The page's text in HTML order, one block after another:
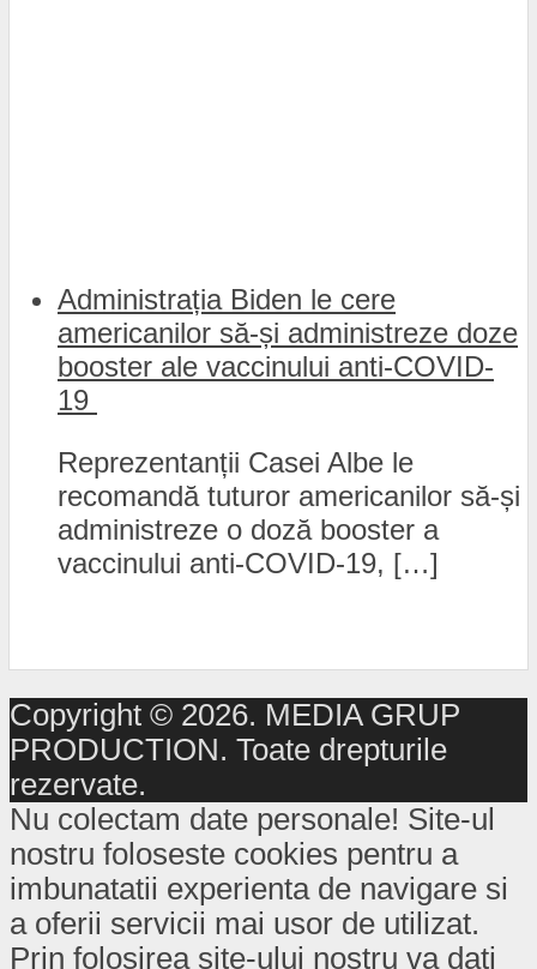
Administrația Biden le cere
americanilor să-și administreze doze
booster ale vaccinului anti-COVID-
19
Reprezentanții Casei Albe le
recomandă tuturor americanilor să-și
administreze o doză booster a
vaccinului anti-COVID-19, […]
Copyright © 2026. MEDIA GRUP
PRODUCTION. Toate drepturile
rezervate.
Nu colectam date personale! Site-ul
nostru foloseste cookies pentru a
imbunatatii experienta de navigare si
a oferii servicii mai usor de utilizat.
Prin folosirea site-ului nostru va dati